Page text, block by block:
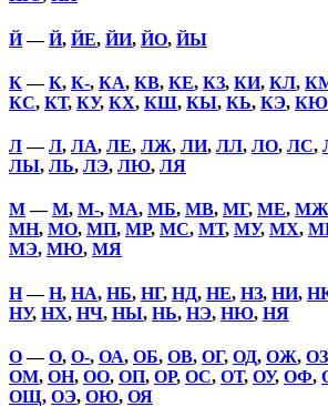
Й—Й, ЙЕ, ЙИ, ЙО, ЙЫ
К—К, К-, КА, КВ, КЕ, КЗ, КИ, КЛ,
КС, КТ, КУ, КХ, КШ, КЫ, КЬ, КЭ, КЮ
Л—Л, ЛА, ЛЕ, ЛЖ, ЛИ, ЛЛ, ЛО, ЛС,
ЛЫ, ЛЬ, ЛЭ, ЛЮ, ЛЯ
М—М, М-, МА, МБ, МВ, МГ, МЕ, МЖ
МН, МО, МП, МР, МС, МТ, МУ, МХ,
МЭ, МЮ, МЯ
Н—Н, НА, НБ, НГ, НД, НЕ, НЗ, НИ,
НУ, НХ, НЧ, НЫ, НЬ, НЭ, НЮ, НЯ
О—О, О-, ОА, ОБ, ОВ, ОГ, ОД, ОЖ, ОЗ
ОМ, ОН, ОО, ОП, ОР, ОС, ОТ, ОУ, ОФ,
ОЩ, ОЭ, ОЮ, ОЯ